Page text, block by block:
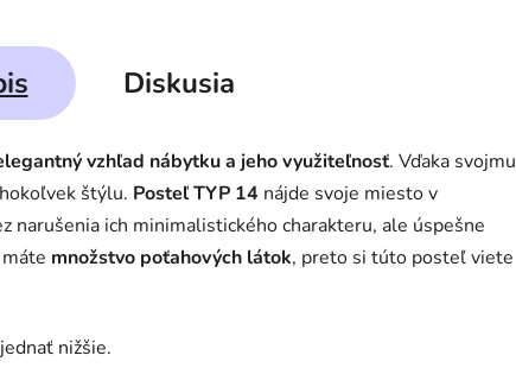
Diskusia
vzhľad nábytku a jeho využiteľnosť. Vďaka svojmu
štýlu. Posteľ TYP 14 nájde svoje miesto v
narušenia ich minimalistického charakteru, ale úspešne
množstvo poťahových látok, preto si túto posteľ viete
nižšie.